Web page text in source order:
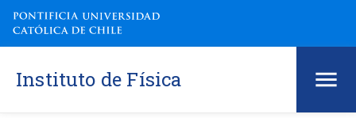
Instituto de Física